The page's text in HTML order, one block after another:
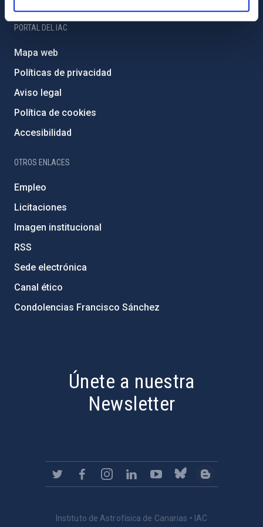
PORTAL DEL IAC
Mapa web
Políticas de privacidad
Aviso legal
Política de cookies
Accesibilidad
OTROS ENLACES
Empleo
Licitaciones
Imagen institucional
RSS
Sede electrónica
Canal ético
Condolencias Francisco Sánchez
Únete a nuestra
Newsletter
Instituto de Astrofísica de Canarias • IAC